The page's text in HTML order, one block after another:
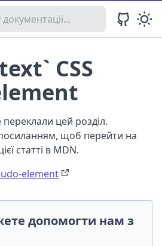
CSS
цей розділ.
щоб перейти на
статті в MDN.
element
допомогти нам з